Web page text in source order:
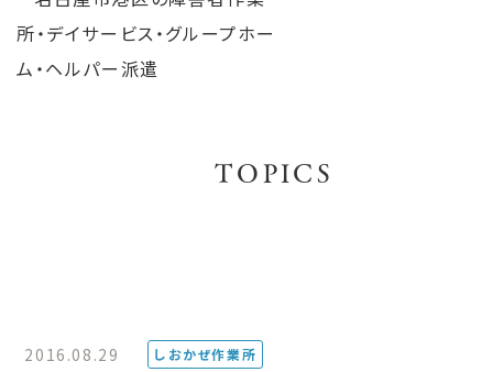
TOPICS
2016.08.29 しおかぜ作業所